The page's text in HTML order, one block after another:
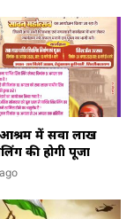
में सवा लाख
की होगी पूजा